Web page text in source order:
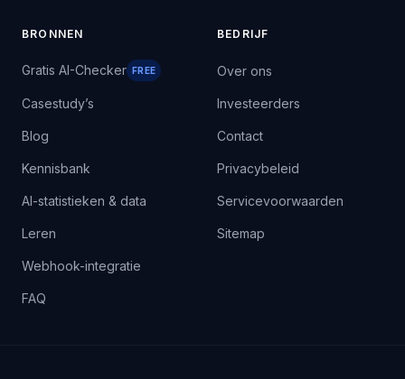
BRONNEN
Gratis AI-Checker FREE
Casestudy’s
Blog
Kennisbank
AI-statistieken & data
Leren
Webhook-integratie
FAQ
BEDRIJF
Over ons
Investeerders
Contact
Privacybeleid
Servicevoorwaarden
Sitemap